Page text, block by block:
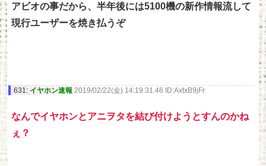
アビオの事だから、半年後には5100機の新作情報流して
現行ユーザーを焼き払うぞ
631: イヤホン速報 2019/02/22(金) 14:19:31.46 ID:AxtxB9jFr
なんでイヤホンとアニヲタを結び付けようとすんのかね
ぇ？